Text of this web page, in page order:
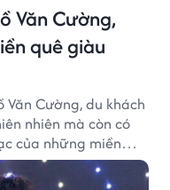
Văn Cường,
quê giàu
Văn Cường, du khách
nhiên mà còn có
của những miền